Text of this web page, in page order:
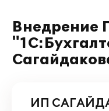
Внедрение
ИП